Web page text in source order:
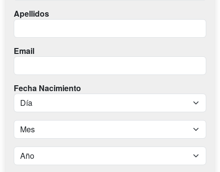
Apellidos
Email
Fecha Nacimiento